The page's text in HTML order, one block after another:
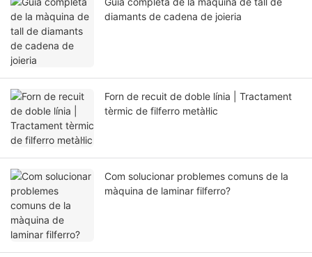
diamants de cadena de joieria
Forn de recuit de doble línia | Tractament
tèrmic de filferro metàl·lic
Com solucionar problemes comuns de la
màquina de laminar filferro?